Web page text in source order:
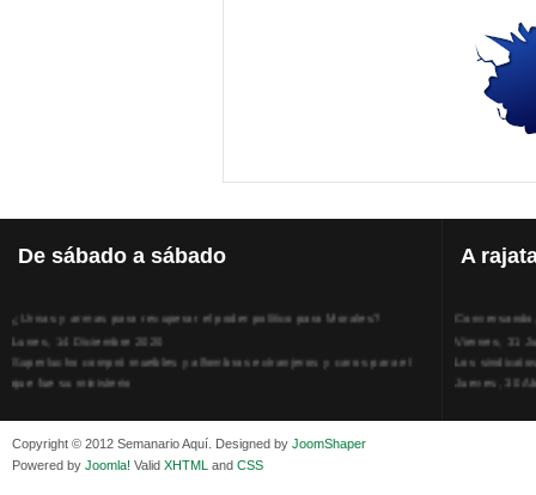
De sábado a sábado
Lunes, 14 Diciembre 2020
Superlucho compró muebles y alfombras extranjeros y caros para el
que fue su ministerio
Viernes, 11 Diciembre 2020
Medios de difusión, amigos y enemigos de Evo Morales
Viernes, 11 Diciembre 2020
A
Viernes, 31
Los
Jueves, 30
La
Copyright © 2012 Semanario Aquí. Designed by JoomShaper
Powered by Joomla! Valid XHTML and CSS